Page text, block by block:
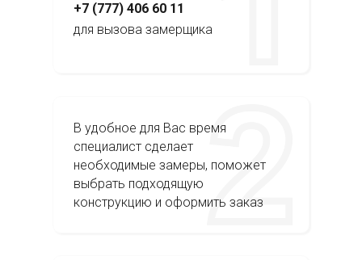
В удобное для Вас время
специалист сделает
необходимые замеры, поможет
выбрать подходящую
конструкцию и оформить заказ
+7 (777) 406 60 11
для вызова замерщика